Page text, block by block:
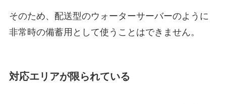
そのため、配送型のウォーターサーバーのように
非常時の備蓄用として使うことはできません。
対応エリアが限られている